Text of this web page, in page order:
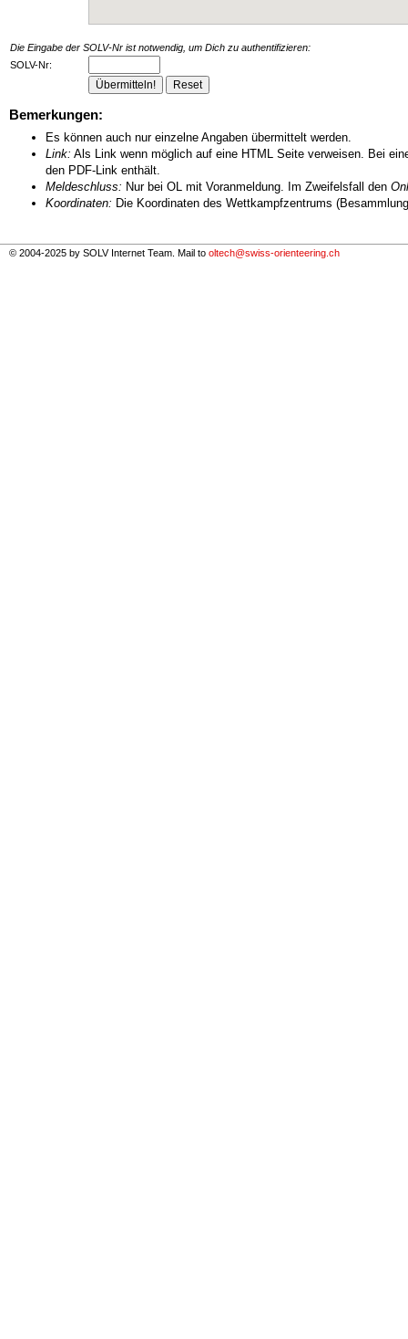
Die Eingabe der SOLV-Nr ist notwendig, um Dich zu authentifizieren:
SOLV-Nr:
Bemerkungen:
Es können auch nur einzelne Angaben übermittelt werden.
Link: Als Link wenn möglich auf eine HTML Seite verweisen. Bei
den PDF-Link enthält.
Meldeschluss: Nur bei OL mit Voranmeldung. Im Zweifelsfall den
Koordinaten: Die Koordinaten des Wettkampfzentrums
© 2004-2025 by SOLV Internet Team. Mail to oltech@swiss-orienteering.ch